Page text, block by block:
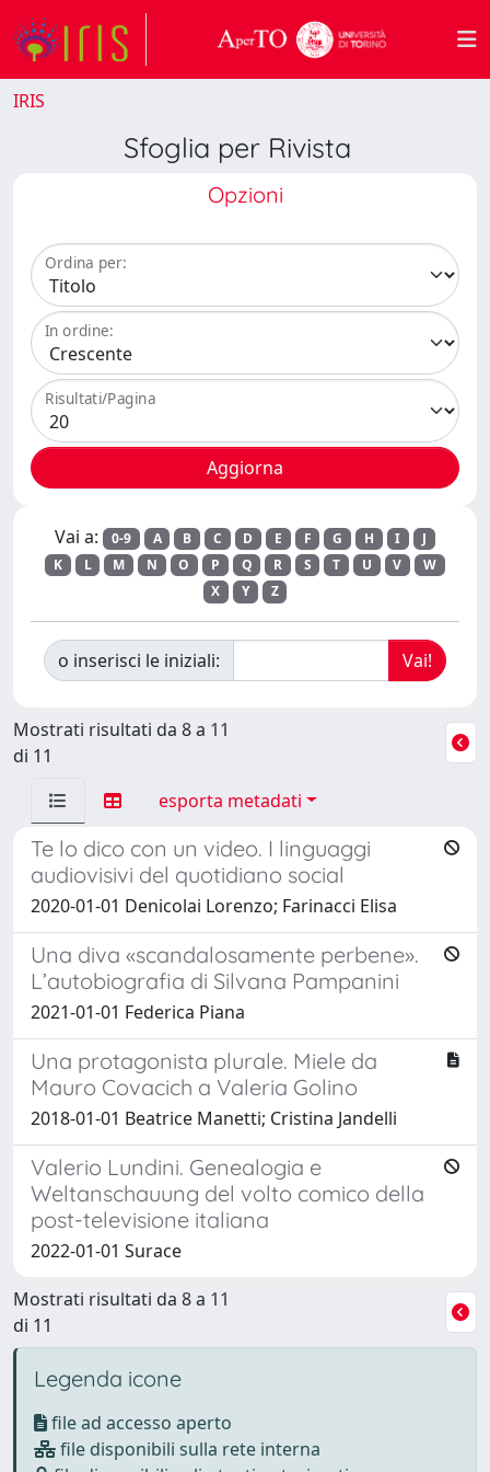
IRIS
Sfoglia per Rivista
Opzioni
Ordina per:
In ordine:
Risultati/Pagina
Vai a: 0-9 A B C D E F G H I
J
K
L M N O P Q R S T U V
W
X
Y Z
o inserisci le iniziali:
Mostrati risultati da 8 a 11
di 11
esporta metadati
Te lo dico con un video. I linguaggi
audiovisivi del quotidiano social
2020-01-01 Denicolai Lorenzo; Farinacci Elisa
Una diva «scandalosamente perbene».
L’autobiografia di Silvana Pampanini
2021-01-01 Federica Piana
Una protagonista plurale. Miele da
Mauro Covacich a Valeria Golino
2018-01-01 Beatrice Manetti; Cristina Jandelli
Valerio Lundini. Genealogia e
Weltanschauung del volto comico della
post-televisione italiana
2022-01-01 Surace
Mostrati risultati da 8 a 11
di 11
Legenda icone
file ad accesso aperto
file disponibili sulla rete interna